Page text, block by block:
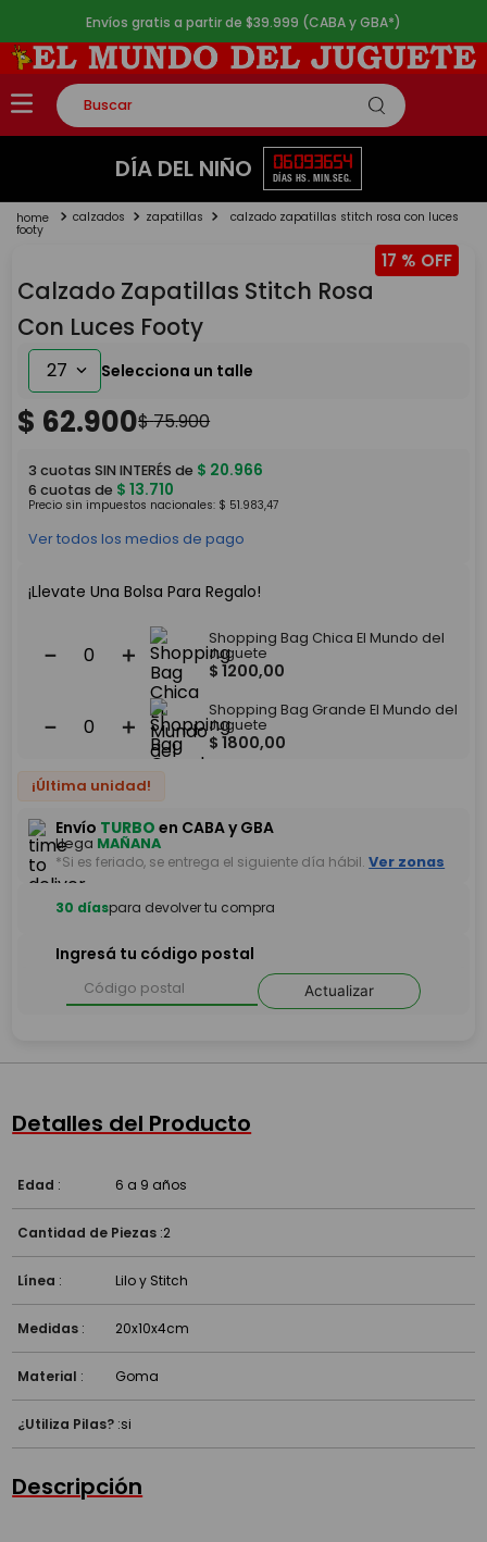
Envíos gratis a partir de $39.999 (CABA y GBA*)
Buscar
TÉRMINOS MÁS BUSCADOS
2.
lego
4.
monopatin
5. toy story
DÍA DEL NIÑO 06
DÍAS
09
HS.
36
MIN.
54
SEG.
calzados zapatillas calzado zapatillas stitch rosa con luces
footy
17 %
Calzado Zapatillas Stitch Rosa
Con Luces Footy
27
$ 62.900$75.900
3 cuotas SIN INTERÉS de $ 20.966
6 cuotas de $ 13.710
Precio sin impuestos nacionales: $ 51.983,47
Ver todos los medios de pago
¡Llevate Una Bolsa Para Regalo!
＋
－
Shopping Bag Chica El Mundo del
Juguete
$ 1200,00
＋
－
Shopping Bag Grande El Mundo del
Juguete
$ 1800,00
¡Última unidad!
Envío TURBO en CABA y GBA
Llega MAÑANA
*Si es feriado, se entrega el siguiente día hábil. Ver zonas
30 díaspara devolver tu compra
Ingresá tu código postal
Actualizar
Detalles del Producto
Edad : 6 a 9 años
Cantidad de Piezas :2
Línea : Lilo y Stitch
Medidas : 20x10x4cm
Material : Goma
¿Utiliza Pilas? :si
Descripción